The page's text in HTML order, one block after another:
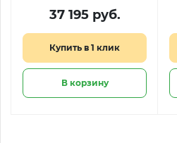
закусками «Римские
каникулы»
37 195 руб.
Купить в 1 клик
В корзину